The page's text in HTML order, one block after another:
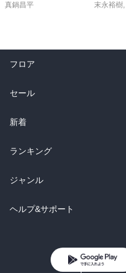
真鍋昌平
末永裕樹,
フロア
総合
ラノベ
雑誌・グラビア
BL・TL
セール
総合
ラノベ
雑誌・グラビア
BL・TL
新着
総合
ラノベ
雑誌・グラビア
ランキング
総合
ラノベ
ジャンル
コミック
ライトノベル
ヘルプ&サポート
よくあるご質問